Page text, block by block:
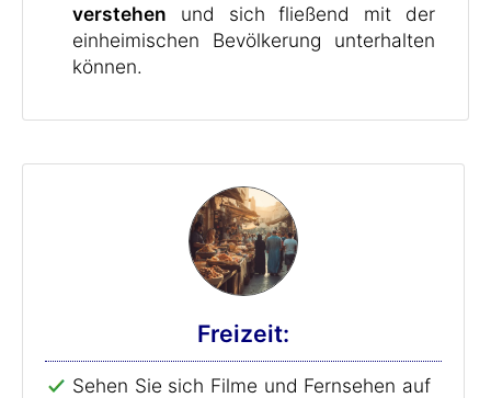
verstehen und sich fließend mit der
einheimischen Bevölkerung unterhalten
können.
Freizeit:
Sehen Sie sich Filme und Fernsehen auf